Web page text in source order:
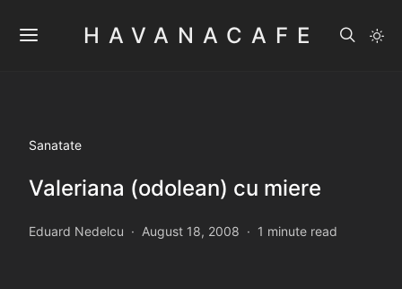
HAVANACAFE
Sanatate
Valeriana (odolean) cu miere
Eduard Nedelcu August 18, 2008 1 minute read